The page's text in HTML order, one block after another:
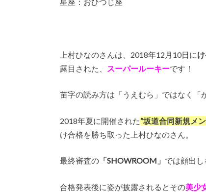
星座：おひつじ座
上村ひなのさんは、2018年12月10日に
露目された、
スーパールーキーです！
苗字の読み方は「うえむら」ではなく「
2018年夏に開催された”坂道合同新規メ
け合格を勝ち取った上村ひなのさん。
最終審査の 「SHOWROOM」 では顔出
合格発表後に姿が披露されるとその美少